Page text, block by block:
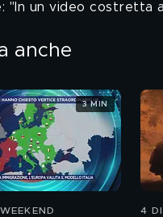
"In un video costretta
anche
3 MIN
4 DI